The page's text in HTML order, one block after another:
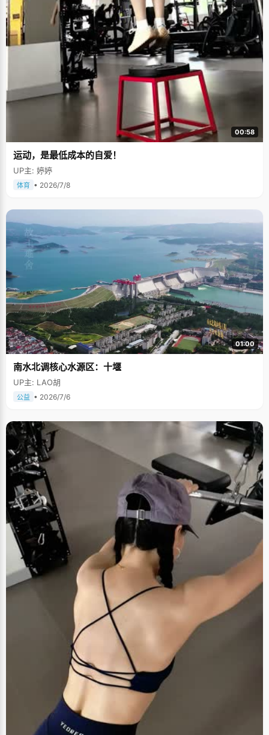
00:58
运动，是最低成本的自爱！
UP主: 婷婷
体育 • 2026/7/8
01:00
南水北调核心水源区：十堰
UP主: LAO胡
公益 • 2026/7/6